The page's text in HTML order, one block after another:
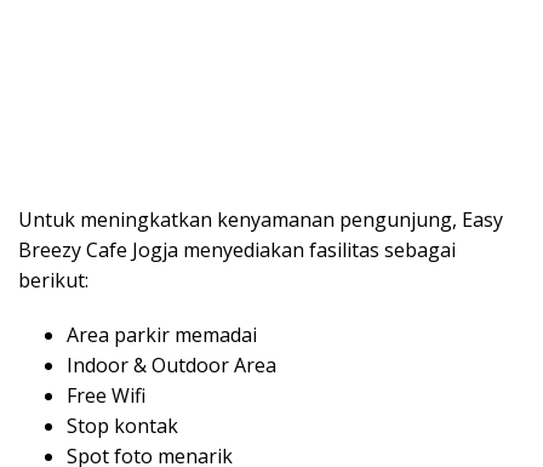
Untuk meningkatkan kenyamanan pengunjung, Easy
Breezy Cafe Jogja menyediakan fasilitas sebagai
berikut:
Area parkir memadai
Indoor & Outdoor Area
Free Wifi
Stop kontak
Spot foto menarik